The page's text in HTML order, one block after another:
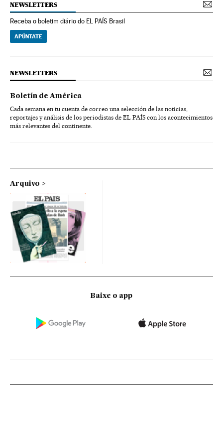
NEWSLETTERS
Receba o boletim diário do EL PAÍS Brasil
APÚNTATE
NEWSLETTERS
Boletín de América
Cada semana en tu cuenta de correo una selección de las noticias,
reportajes y análisis de los periodistas de EL PAÍS con los acontecimientos
más relevantes del continente.
Arquivo
Baixe o app